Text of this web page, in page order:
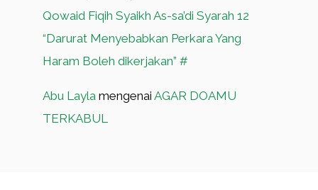
Qowaid Fiqih Syaikh As-sa’di Syarah 12
“Darurat Menyebabkan Perkara Yang
Haram Boleh dikerjakan” #
Abu Layla mengenai AGAR DOAMU
TERKABUL